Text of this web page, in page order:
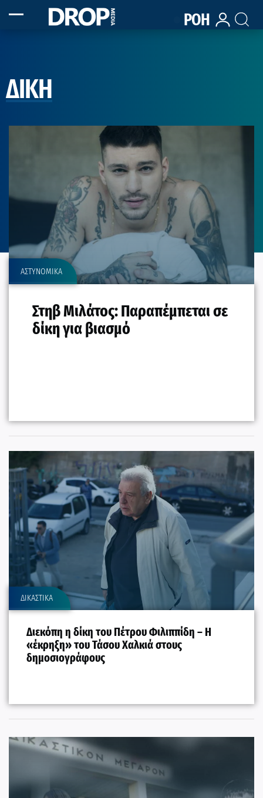
ΡΟΗ
ΔΙΚΗ
ΑΣΤΥΝΟΜΙΚΑ
Στηβ Μιλάτος: Παραπέμπεται σε
δίκη για βιασμό
ΔΙΚΑΣΤΙΚΑ
Διεκόπη η δίκη του Πέτρου Φιλιππίδη – Η
«έκρηξη» του Τάσου Χαλκιά στους
δημοσιογράφους